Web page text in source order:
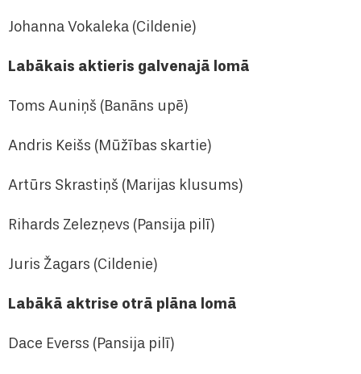
Johanna Vokaleka (Cildenie)
Labākais aktieris galvenajā lomā
Toms Auniņš (Banāns upē)
Andris Keišs (Mūžības skartie)
Artūrs Skrastiņš (Marijas klusums)
Rihards Zelezņevs (Pansija pilī)
Juris Žagars (Cildenie)
Labākā aktrise otrā plāna lomā
Dace Everss (Pansija pilī)